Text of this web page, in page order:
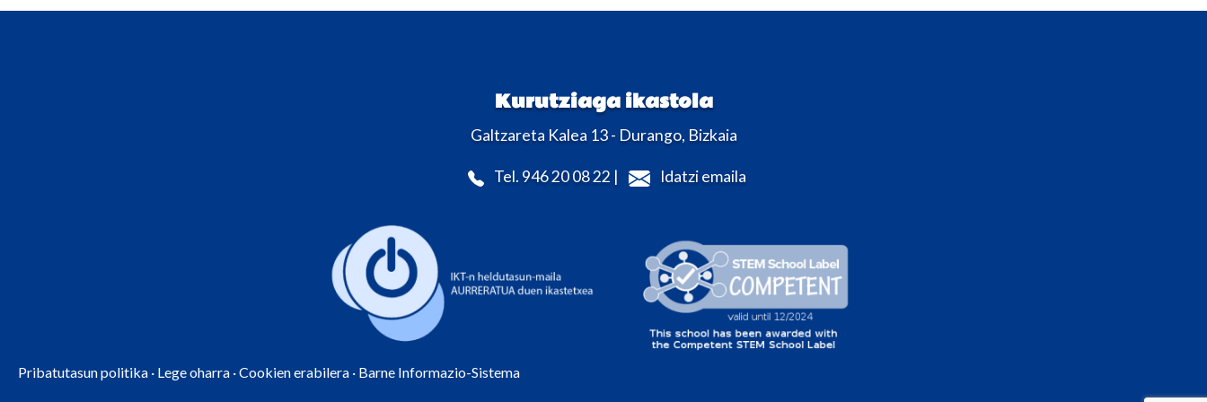
Kurutziaga ikastola
Galtzareta Kalea 13 - Durango, Bizkaia
Tel. 946 20 08 22 | Idatzi emaila
Pribatutasun politika · Lege oharra ·Cookien erabilera · Barne Informazio-Sistema